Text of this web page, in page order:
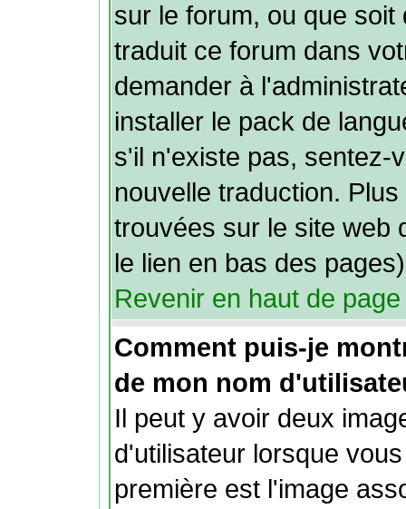
sur le forum, ou que
traduit ce forum dans
demander à
installer le pack de
s'il n'existe pas, sentez-
nouvelle traduction.
trouvées sur le site web
le lien en bas des
Revenir en haut de page
Comment puis-je
de mon nom
Il peut y avoir deux
d'utilisateur lorsque
première est l'image